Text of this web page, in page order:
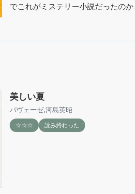
でこれがミステリー小説だったの
美しい夏
パヴェーゼ,河島英昭
☆☆☆ 読み終わった